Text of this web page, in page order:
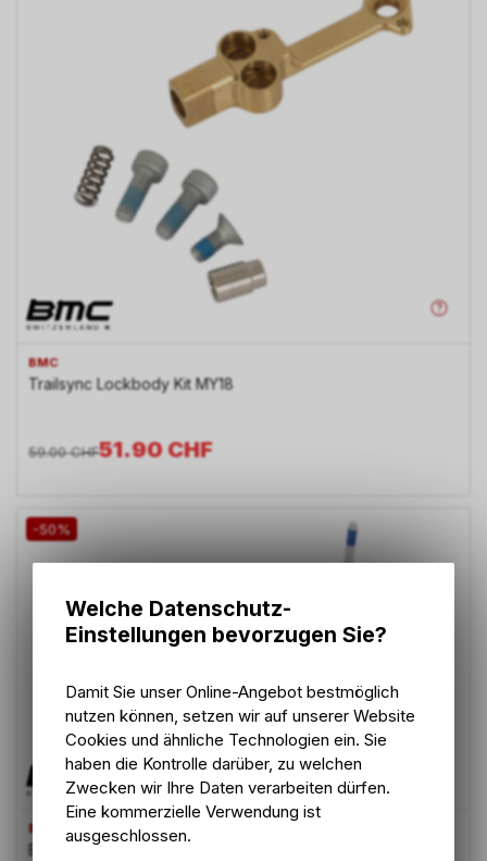
BMC
Trailsync Lockbody Kit MY18
51.90CHF
59.00 CHF
-50%
BMC
Bolt Kit - No 7
Welche Datenschutz-
Einstellungen bevorzugen Sie?
Damit Sie unser Online-Angebot bestmöglich
nutzen können, setzen wir auf unserer Website
Cookies und ähnliche Technologien ein. Sie
haben die Kontrolle darüber, zu welchen
Zwecken wir Ihre Daten verarbeiten dürfen.
Eine kommerzielle Verwendung ist
ausgeschlossen.